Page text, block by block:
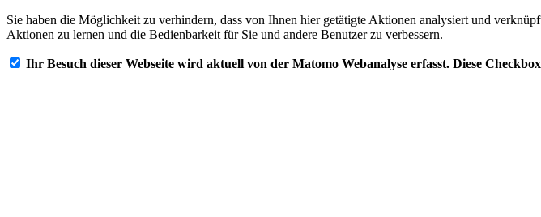
Sie haben die Möglichkeit zu verhindern, dass von Ihnen hier getätigte Aktionen analysiert und
Aktionen zu lernen und die Bedienbarkeit für Sie und andere Benutzer zu verbessern.
Ihr Besuch dieser Webseite wird aktuell von der Matomo Webanalyse erfasst. Diese